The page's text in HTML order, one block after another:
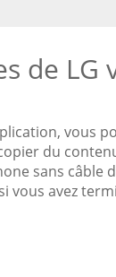
de LG
vous
du
sans câble
vous avez